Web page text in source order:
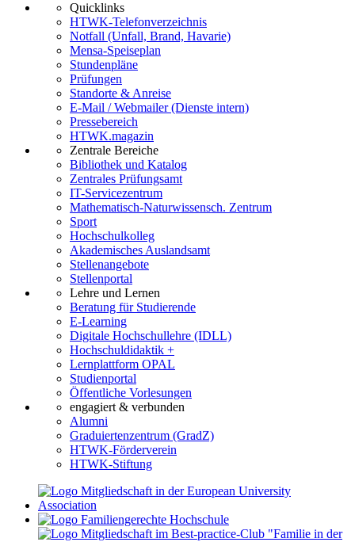
Quicklinks
HTWK-Telefonverzeichnis
Notfall (Unfall, Brand, Havarie)
Mensa-Speiseplan
Stundenpläne
Prüfungen
Standorte & Anreise
E-Mail / Webmailer (Dienste intern)
Pressebereich
HTWK.magazin
Zentrale Bereiche
Bibliothek und Katalog
Zentrales Prüfungsamt
IT-Servicezentrum
Mathematisch-Naturwissensch. Zentrum
Sport
Hochschulkolleg
Akademisches Auslandsamt
Stellenangebote
Stellenportal
Lehre und Lernen
Beratung für Studierende
E-Learning
Digitale Hochschullehre (IDLL)
Hochschuldidaktik +
Lernplattform OPAL
Studienportal
Öffentliche Vorlesungen
engagiert & verbunden
Alumni
Graduiertenzentrum (GradZ)
HTWK-Förderverein
HTWK-Stiftung